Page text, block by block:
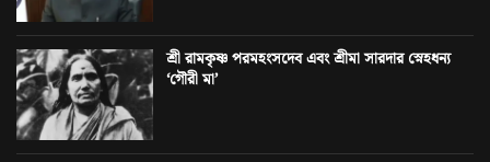
শ্রী রামকৃষ্ণ পরমহংসদেব এবং শ্রীমা সারদার স্নেহধন্য
‘গৌরী মা’